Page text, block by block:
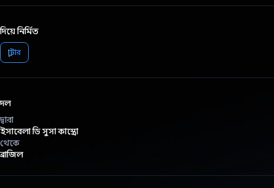
দিয়ে নির্মিত
ফ্লাটার
দল
দ্বারা
ইসাবেলা ডি সুসা কাস্ত্রো
থেকে
ব্রাজিল